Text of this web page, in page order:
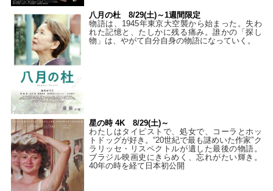
八月の杜 8/29(土)～1週間限定
物語は、1945年東京大空襲から始まった。失わ
れた記憶と、たしかに残る痛み。誰かの「探し
物」は、やがて自分自身の物語になっていく。
星の時 4K 8/29(土)～
わたしはタイピストで、処⼥で、コーラとホッ
トドッグが好き。“20世紀で最も謎めいた作家”ク
ラリッセ・リスペクトルが遺した最後の物語。
ブラジル映画史にきらめく、忘れがたい輝き。
40年の時を経て⽇本初公開